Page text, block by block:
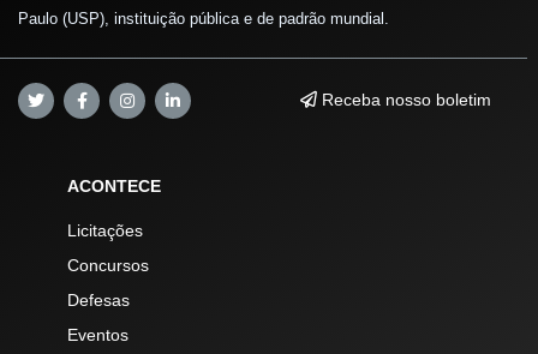
Paulo (USP), instituição pública e de padrão mundial.
Receba nosso boletim
ACONTECE
Licitações
Concursos
Defesas
Eventos